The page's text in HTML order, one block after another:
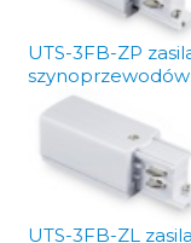
UTS-3FB-ZP
szynoprzewodów
UTS-3FB-ZL